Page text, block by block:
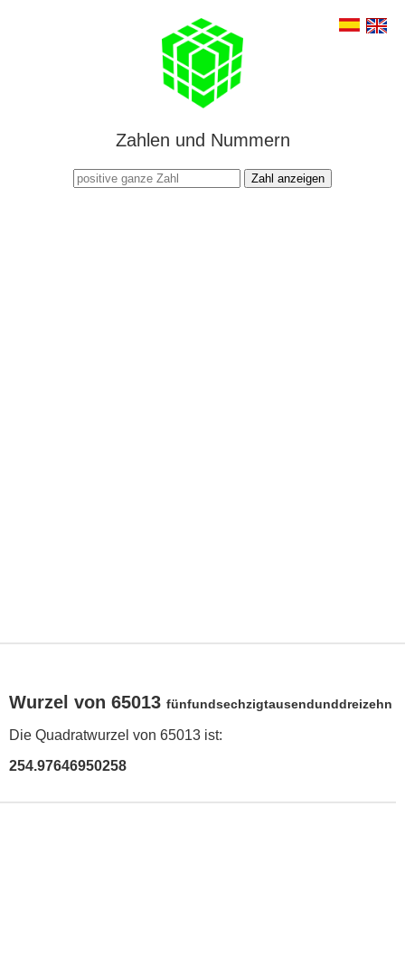
Zahlen und Nummern
Zahl anzeigen
Wurzel von 65013 fünfundsechzigtausendunddreizehn
Die Quadratwurzel von 65013 ist:
254.97646950258